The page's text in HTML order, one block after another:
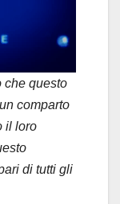
che questo
comparto
il loro
di tutti gli